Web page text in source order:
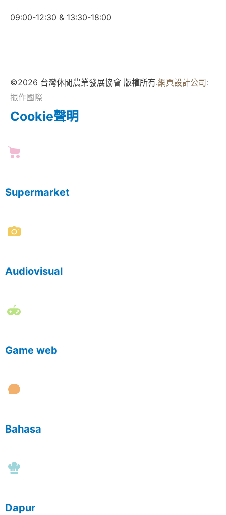
09:00-12:30 & 13:30-18:00
©2026 台灣休閒農業發展協會 版權所有.網頁設計公司:
振作國際
Cookie聲明
Supermarket
Audiovisual
Game web
Bahasa
Dapur